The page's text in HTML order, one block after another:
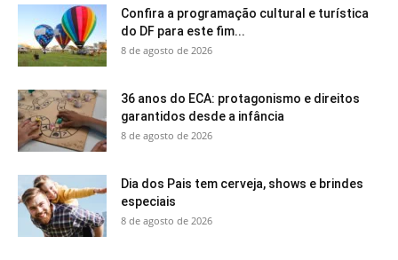
Confira a programação cultural e turística
do DF para este fim...
8 de agosto de 2026
36 anos do ECA: protagonismo e direitos
garantidos desde a infância
8 de agosto de 2026
Dia dos Pais tem cerveja, shows e brindes
especiais
8 de agosto de 2026